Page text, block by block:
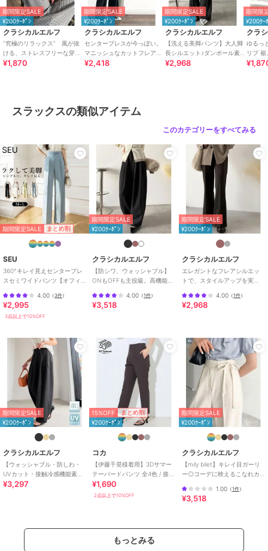
す。
期間限定セール開催中
ブランド クラシカルエルフ
カラー
ダークブラウン、グリーン、ブラ
ック、グレージュ、チャコール
サイズ S,M,L,XL
素材
ポリエステル97%、ポリウレタン
3%
商品のお取り扱い方法
特徴
ポリエステル素材
洗え
る/ストレッチ/フレア・ブー
ツカット /ミッドライズ
ミモ
レ・クロップド・半端丈
る/ストレッチ/ フレア・ブー
ツカット
/ミッドライズ
ミモ
レ・クロップド・半端丈
原産国
期間限定SALE
¥200ｸｰﾎﾟﾝ
クラシカルエルフ
”究極のリラックス” 風が抜
ける、ストレスフリーな穿き
心地。サッカー素材タックワ
¥1,870
期間限定SALE
¥200ｸｰﾎﾟﾝ
クラシカルエルフ
センタープレスが今っぽい。
マニッシュなカットフレアパ
ンツ。
¥2,418
期間限定SALE
¥200ｸｰﾎﾟﾝ
クラシカルエルフ
【洗える美脚パンツ】大人脚
長シルエット♪ダンボール素材
ピンタックフレアパンツ
¥2,968
期間限
¥200ｸｰ
クラ
ゆるっ
リブ
ージー
スラックスの類似アイテム
このカテゴリーをすべてみる
期間限定SALE まとめ割
SEU
360°キレイ見えセンタープレ
スセミワイドパンツ【オフィ
ジュアル】
4.00 （3件）
¥2,995
3点以上で10%OFF
期間限定SALE
¥200ｸｰﾎﾟﾝ
クラシカルエルフ
【防シワ、ウォッシャブル】
ONもOFFも主役級。高機能タ
スラックスパンツ
4.00 （1件）
¥3,518
期間限定SALE
¥200ｸｰﾎﾟﾝ
クラシカルエルフ
エレガントなフレアシルエッ
トで、スタイルアップを実
セミフレアパンツ
4.00（1件）
¥2,968
期間限定SALE
¥200ｸｰﾎﾟﾝ
クラシカルエルフ
【ウォッシャブル・防しわ・
UVカット・接触冷感機能素
材】品よく美しく整う♪ツイル
¥3,297
15%OFF まとめ割
¥200ｸｰﾎﾟﾝ
コカ
【伊藤千晃様着用】3Dサマー
テーパードパンツ 全4色 / 接触
冷感・シワになりにくい
¥1,690
2点以上で10%OFF
期間限定SALE
¥200ｸｰﾎﾟﾝ
クラシカルエルフ
【mily bilet】キレイ目ガーリ
ー◎コーデに映えるこなれカ
クス
1.00（1件）
¥3,518
もっとみる